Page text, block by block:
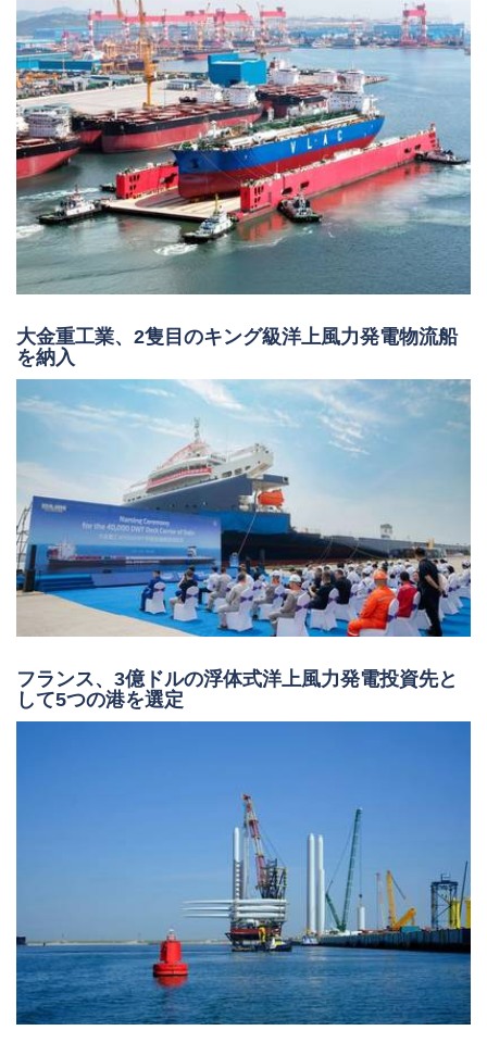
大金重工業、2隻目のキング級洋上風力発電物流船
を納入
フランス、3億ドルの浮体式洋上風力発電投資先と
して5つの港を選定